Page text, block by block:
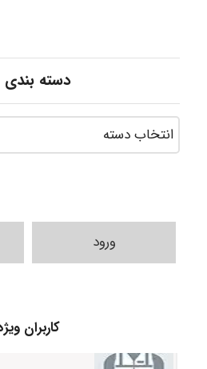
دسته بندی
ورود
کاربران